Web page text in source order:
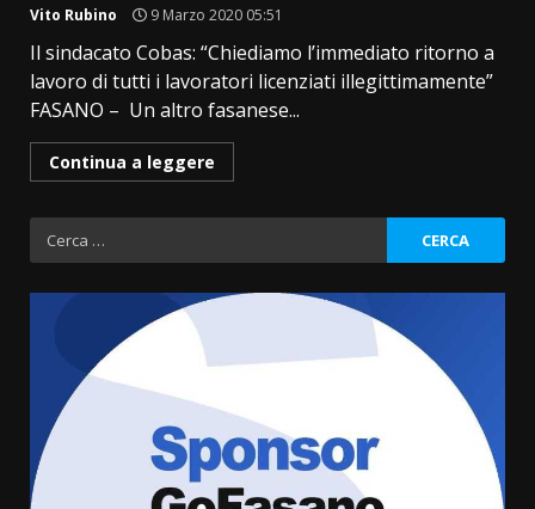
Vito Rubino 9 Marzo 2020 05:51
Il sindacato Cobas: “Chiediamo l’immediato ritorno a
lavoro di tutti i lavoratori licenziati illegittimamente”
FASANO – Un altro fasanese...
Continua a leggere
Ricerca
per:
Fasanese ferito a colpi di arma